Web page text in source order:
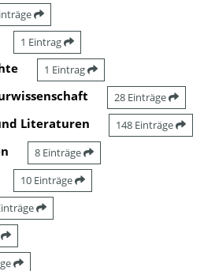
1 Eintrag
1 Eintrag
28 Einträge
Literaturen 148 Einträge
8 Einträge
10 Einträge